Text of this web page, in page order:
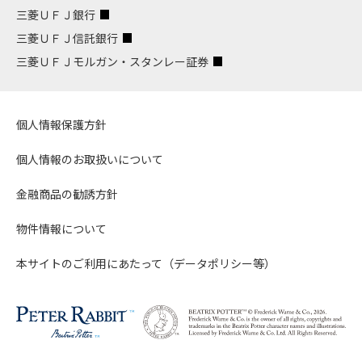
三菱ＵＦＪ銀行
三菱ＵＦＪ信託銀行
三菱ＵＦＪモルガン・スタンレー証券
個人情報保護方針
個人情報のお取扱いについて
金融商品の勧誘方針
物件情報について
本サイトのご利用にあたって（データポリシー等）